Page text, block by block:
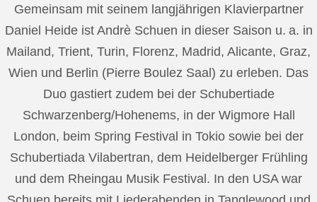
Gemeinsam mit seinem langjährigen Klavierpartner
Daniel Heide ist Andrè Schuen in dieser Saison u. a. in
Mailand, Trient, Turin, Florenz, Madrid, Alicante, Graz,
Wien und Berlin (Pierre Boulez Saal) zu erleben. Das
Duo gastiert zudem bei der Schubertiade
Schwarzenberg/Hohenems, in der Wigmore Hall
London, beim Spring Festival in Tokio sowie bei der
Schubertiada Vilabertran, dem Heidelberger Frühling
und dem Rheingau Musik Festival. In den USA war